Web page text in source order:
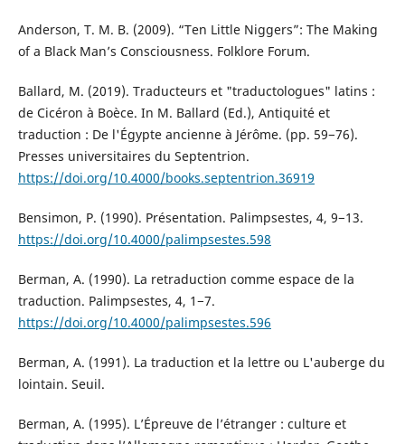
Anderson, T. M. B. (2009). “Ten Little Niggers”: The Making
of a Black Man’s Consciousness. Folklore Forum.
Ballard, M. (2019). Traducteurs et "traductologues" latins :
de Cicéron à Boèce. In M. Ballard (Ed.), Antiquité et
traduction : De l'Égypte ancienne à Jérôme. (pp. 59−76).
Presses universitaires du Septentrion.
https://doi.org/10.4000/books.septentrion.36919
Bensimon, P. (1990). Présentation. Palimpsestes, 4, 9−13.
https://doi.org/10.4000/palimpsestes.598
Berman, A. (1990). La retraduction comme espace de la
traduction. Palimpsestes, 4, 1−7.
https://doi.org/10.4000/palimpsestes.596
Berman, A. (1991). La traduction et la lettre ou L'auberge du
lointain. Seuil.
Berman, A. (1995). L’Épreuve de l’étranger : culture et